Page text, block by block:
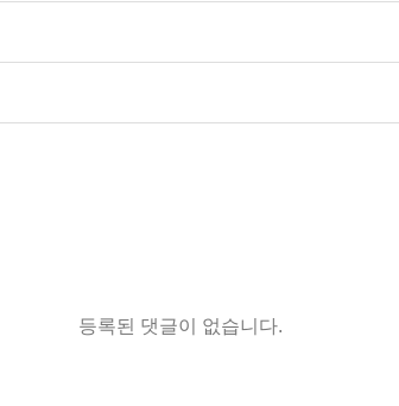
등록된 댓글이 없습니다.